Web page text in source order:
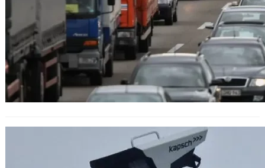
Почти половината нарушения на
средна скорост са от чужди
шофьори